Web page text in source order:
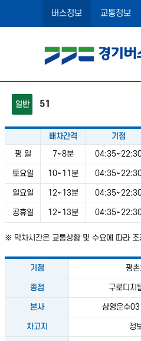
버스정보 교통정보
노선번호, 정류소명, 정류
일반 51
배차간격 기점
평 일
7~8분
토요일 10~11분
일요일 12~13분
공휴일 12~13분
※ 막차시간은 교통상황 및 수요에 따라 조
기점 평촌
종점 구로디지
본사 삼영운수
차고지 정